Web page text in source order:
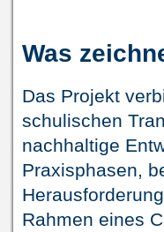
Was
Das Projekt
schulischen
nachhaltige
Praxisphasen,
Rahmen eines